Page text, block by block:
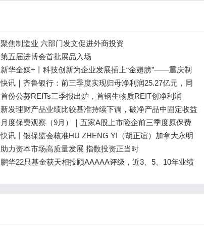
聚焦制造业 六部门发文促进外商投资
第五届进博会首批展品入场
新华全媒+丨科技创新为企业发展插上“金翅膀”——重庆制
造业企业转型升级一线观察
快讯｜齐鲁银行：前三季度实现归母净利润25.27亿元，同
比增长19.93%
首份公募REITs三季报出炉，首钢生物质REIT创净利润
2094.33万，季内微跌0.81%
新发理财产品业绩比较基准持续下调，破净产品中固定收益
类占比近7成
月度保费观察（9月）｜五家A股上市险企前三季度原保费
同比增长4.08% 中国人保增幅最高
快讯丨银保监会核准HU ZHENG YI（胡正谊）加拿大永明
人寿北京代表处首席代表任职资格
助力资本市场高质量发展 指数投资正当时
鹏华22只基金获天相投顾AAAAA评级，近3、5、10年业绩